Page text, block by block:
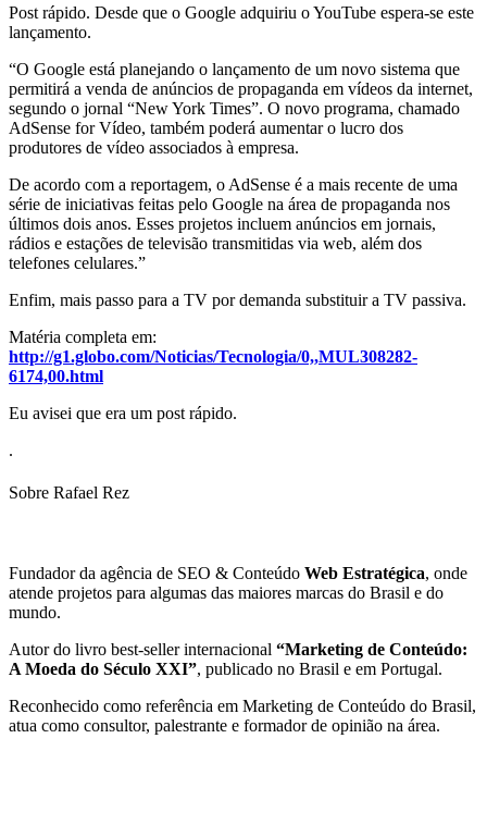
Post rápido. Desde que o Google adquiriu o YouTube espera-se este
lançamento.
“O Google está planejando o lançamento de um novo sistema que
permitirá a venda de anúncios de propaganda em vídeos da internet,
segundo o jornal “New York Times”. O novo programa, chamado
AdSense for Vídeo, também poderá aumentar o lucro dos
produtores de vídeo associados à empresa.
De acordo com a reportagem, o AdSense é a mais recente de uma
série de iniciativas feitas pelo Google na área de propaganda nos
últimos dois anos. Esses projetos incluem anúncios em jornais,
rádios e estações de televisão transmitidas via web, além dos
telefones celulares.”
Enfim, mais passo para a TV por demanda substituir a TV passiva.
Matéria completa em:
http://g1.globo.com/Noticias/Tecnologia/0,,MUL308282-
6174,00.html
Eu avisei que era um post rápido.
.
Sobre Rafael Rez
Fundador da agência de SEO & Conteúdo Web Estratégica, onde
atende projetos para algumas das maiores marcas do Brasil e do
mundo.
Autor do livro best-seller internacional “Marketing de Conteúdo:
A Moeda do Século XXI”, publicado no Brasil e em Portugal.
Reconhecido como referência em Marketing de Conteúdo do Brasil,
atua como consultor, palestrante e formador de opinião na área.